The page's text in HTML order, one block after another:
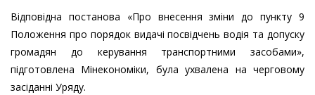
Відповідна постанова «Про внесення зміни до пункту 9
Положення про порядок видачі посвідчень водія та допуску
громадян до керування транспортними засобами»,
підготовлена Мінекономіки, була ухвалена на черговому
засіданні Уряду.